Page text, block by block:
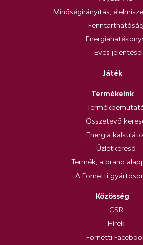
Minőségirányítás,
Fenntarthatóság
Éves
Játék
Termékeink
Összetevő
Energia
Üzletkereső
Termék, a brand
A Fornetti
Közösség
CSR
Hírek
Fornetti